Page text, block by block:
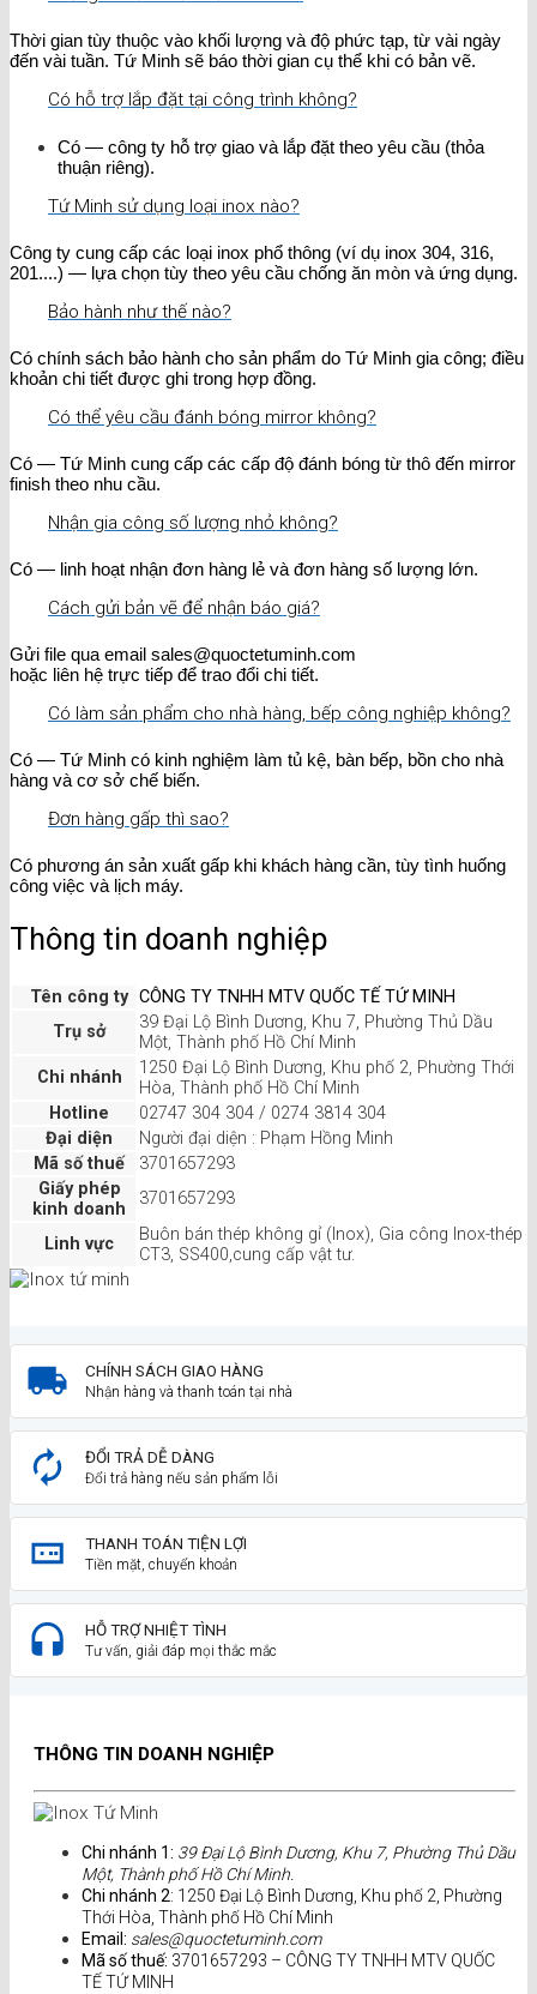
Thời gian tùy thuộc vào khối lượng và độ phức tạp, từ vài ngày
đến vài tuần. Tứ Minh sẽ báo thời gian cụ thể khi có bản vẽ.
Có hỗ trợ lắp đặt tại công trình không?
Có — công ty hỗ trợ giao và lắp đặt theo yêu cầu (thỏa
thuận riêng).
Tứ Minh sử dụng loại inox nào?
Công ty cung cấp các loại inox phổ thông (ví dụ inox 304, 316,
201....) — lựa chọn tùy theo yêu cầu chống ăn mòn và ứng dụng.
Bảo hành như thế nào?
Có chính sách bảo hành cho sản phẩm do Tứ Minh gia công; điều
khoản chi tiết được ghi trong hợp đồng.
Có thể yêu cầu đánh bóng mirror không?
Có — Tứ Minh cung cấp các cấp độ đánh bóng từ thô đến mirror
finish theo nhu cầu.
Nhận gia công số lượng nhỏ không?
Có — linh hoạt nhận đơn hàng lẻ và đơn hàng số lượng lớn.
Cách gửi bản vẽ để nhận báo giá?
Gửi file qua email sales@quoctetuminh.com
hoặc liên hệ trực tiếp để trao đổi chi tiết.
Có làm sản phẩm cho nhà hàng, bếp công nghiệp không?
Có — Tứ Minh có kinh nghiệm làm tủ kệ, bàn bếp, bồn cho nhà
hàng và cơ sở chế biến.
Đơn hàng gấp thì sao?
Có phương án sản xuất gấp khi khách hàng cần, tùy tình huống
công việc và lịch máy.
Thông tin doanh nghiệp
Tên công ty CÔNG TY TNHH MTV QUỐC TẾ TỨ MINH
Trụ sở
39 Đại Lộ Bình Dương, Khu 7, Phường Thủ Dầu
Một, Thành phố Hồ Chí Minh
Chi nhánh
1250 Đại Lộ Bình Dương, Khu phố 2, Phường Thới
Hòa, Thành phố Hồ Chí Minh
Hotline
02747 304 304 / 0274 3814 304
Đại diện
Người đại diện : Phạm Hồng Minh
Mã số thuế
3701657293
Giấy phép
kinh doanh
3701657293
Linh vực
Buôn bán thép không gỉ (Inox), Gia công Inox-thép
CT3, SS400,cung cấp vật tư.
CHÍNH SÁCH GIAO HÀNG
Nhận hàng và thanh toán tại nhà
ĐỔI TRẢ DỄ DÀNG
Đổi trả hàng nếu sản phẩm lỗi
THANH TOÁN TIỆN LỢI
Tiền mặt, chuyển khoản
HỖ TRỢ NHIỆT TÌNH
Tư vấn, giải đáp mọi thắc mắc
THÔNG TIN DOANH NGHIỆP
Chi nhánh 1: 39 Đại Lộ Bình Dương, Khu 7, Phường Thủ Dầu
Một, Thành phố Hồ Chí Minh.
Chi nhánh 2: 1250 Đại Lộ Bình Dương, Khu phố 2, Phường
Thới Hòa, Thành phố Hồ Chí Minh
Email: sales@quoctetuminh.com
Mã số thuế: 3701657293 – CÔNG TY TNHH MTV QUỐC
TẾ TỨ MINH